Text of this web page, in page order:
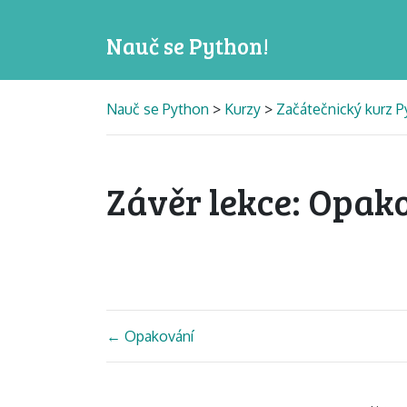
Nauč se Python!
Nauč se Python > Kurzy > Začátečnický kurz
Závěr lekce:
← Opakování